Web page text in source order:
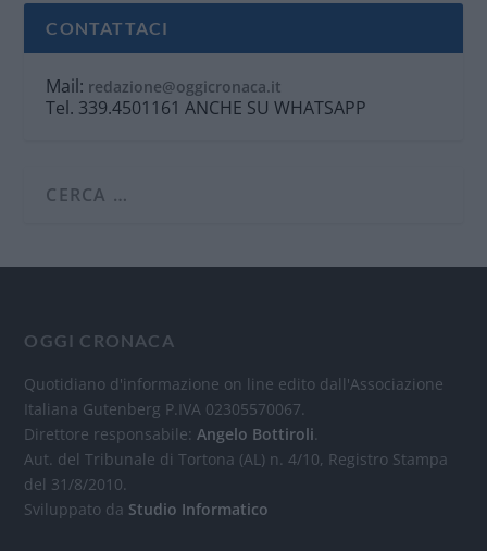
CONTATTACI
Mail: redazione@oggicronaca.it
Tel. 339.4501161 ANCHE SU WHATSAPP
OGGI CRONACA
Quotidiano d'informazione on line edito dall'Associazione
Italiana Gutenberg P.IVA 02305570067.
Direttore responsabile:Angelo Bottiroli
Aut. del Tribunale di Tortona (AL) n. 4/10, Registro Stampa
del 31/8/2010.
Sviluppato da Studio Informatico